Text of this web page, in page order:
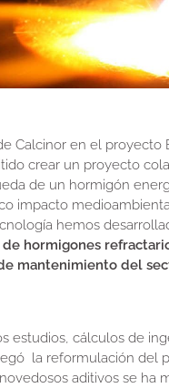
Calcinor en el proyecto
crear un proyecto
de un hormigón
impacto
hemos
de hormigones
mantenimiento del
estudios, cálculos de
la reformulación del
aditivos se ha